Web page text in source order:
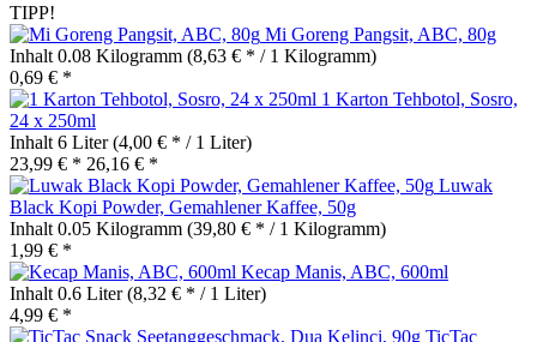
TIPP!
Mi Goreng Pangsit, ABC, 80g
Inhalt 0.08 Kilogramm (8,63 € * / 1 Kilogramm)
0,69 € *
1 Karton Tehbotol, Sosro,
24 x 250ml
Inhalt 6 Liter(4,00 € * / 1 Liter)
23,99 € * 26,16 € *
Luwak
Black Kopi Powder, Gemahlener Kaffee, 50g
Inhalt 0.05 Kilogramm (39,80 € * / 1 Kilogramm)
1,99 € *
Kecap Manis, ABC, 600ml
Inhalt 0.6 Liter(8,32 € * / 1 Liter)
4,99 € *
TicTac